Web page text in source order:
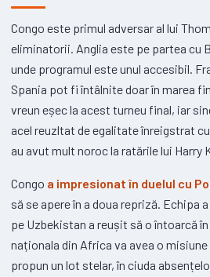
Congo este primul adversar al lui
eliminatorii. Anglia este pe partea cu
unde programul este unul accesibil.
Spania pot fi întâlnite doar în marea
vreun eșec la acest turneu final, iar
acel reuzltat de egalitate înreigstrat
au avut mult noroc la ratările lui Harry
Congo a impresionat în duelul cu
să se apere în a doua repriză. Echipa
pe Uzbekistan a reușit să o întoarcă
naționala din Africa va avea o
propun un lot stelar, în ciuda